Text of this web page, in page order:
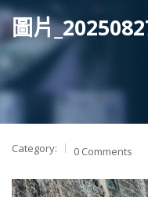
產品及服務
工程個案
聯絡我們
圖片
Category: 0 Comments